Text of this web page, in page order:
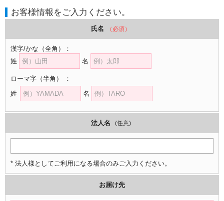
お客様情報をご入力ください。
氏名 （必須）
漢字/かな （全角）
：
姓
名
ローマ字 （半角）
：
姓
名
法人名 (任意)
* 法人様としてご利用になる場合のみご入力ください。
お届け先